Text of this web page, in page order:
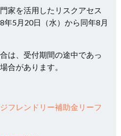
を活用したリスクアセス
年5月20日（水）から同年8月
、受付期間の途中であっ
合があります。
フレンドリー補助金リーフ